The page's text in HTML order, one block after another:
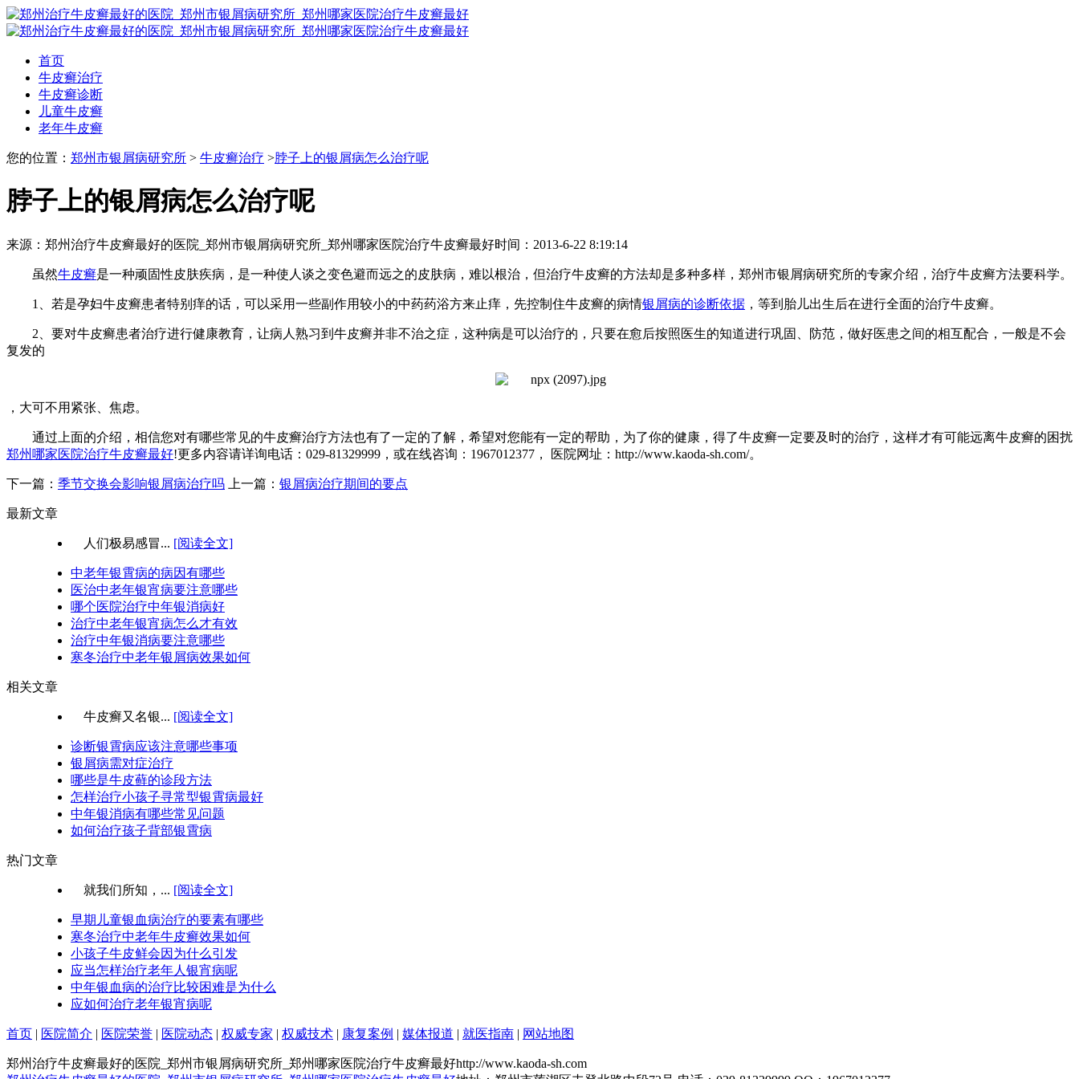
首页
牛皮癣治疗
牛皮癣诊断
儿童牛皮癣
老年牛皮癣
您的位置： 郑州市银屑病研究所 > 牛皮癣治疗 >脖子上的银屑病怎么治疗呢
脖子上的银屑病怎么治疗呢
来源：郑州治疗牛皮癣最好的医院_郑州市银屑病研究所_郑州哪家医院治疗牛皮癣最好时间：2013-6-22 8:19:14
虽然牛皮癣是一种顽固性皮肤疾病，是一种使人谈之变色避而远之的皮肤病，难以根治，但治疗牛皮癣的方法却是多种多样，郑州市银屑病研究所的专家介绍，治疗牛皮癣方法要科学。
1、若是孕妇牛皮癣患者特别痒的话，可以采用一些副作用较小的中药药浴方来止痒，先控制住牛皮癣的病情银屑病的诊断依据 ，等到胎儿出生后在进行全面的治疗牛皮癣。
2、要对牛皮癣患者治疗进行健康教育，让病人熟习到牛皮癣并非不治之症，这种病是可以治疗的，只要在愈后按照医生的知道进行巩固、防范，做好医患之间的相互配合，一般是不会
复发的
，大可不用紧张、焦虑。
通过上面的介绍，相信您对有哪些常见的牛皮癣治疗方法也有了一定的了解，希望对您能有一定的帮助，为了你的健康，得了牛皮癣一定要及时的治疗，这样才有可能远离牛皮癣的困扰
郑州哪家医院治疗牛皮癣最好!更多内容请详询电话：029-81329999，或在线咨询：1967012377， 医院网址：http://www.kaoda-sh.com/。
下一篇： 季节交换会影响银屑病治疗吗 上一篇： 银屑病治疗期间的要点
最新文章
人们极易感冒... [阅读全文]
中老年银霄病的病因有哪些
医治中老年银宵病要注意哪些
哪个医院治疗中年银消病好
治疗中老年银宵病怎么才有效
治疗中年银消病要注意哪些
寒冬治疗中老年银屑病效果如何
相关文章
牛皮癣又名银... [阅读全文]
诊断银霄病应该注意哪些事项
银屑病需对症治疗
哪些是牛皮藓的诊段方法
怎样治疗小孩子寻常型银霄病最好
中年银消病有哪些常见问题
如何治疗孩子背部银霄病
热门文章
就我们所知，... [阅读全文]
早期儿童银血病治疗的要素有哪些
寒冬治疗中老年牛皮癣效果如何
小孩子牛皮鲜会因为什么引发
应当怎样治疗老年人银宵病呢
中年银血病的治疗比较困难是为什么
应如何治疗老年银宵病呢
首页 | 医院简介 | 医院荣誉 | 医院动态 | 权威专家 | 权威技术 | 康复案例 | 媒体报道 | 就医指南 | 网站地图
郑州治疗牛皮癣最好的医院_郑州市银屑病研究所_郑州哪家医院治疗牛皮癣最好http://www.kaoda-sh.com